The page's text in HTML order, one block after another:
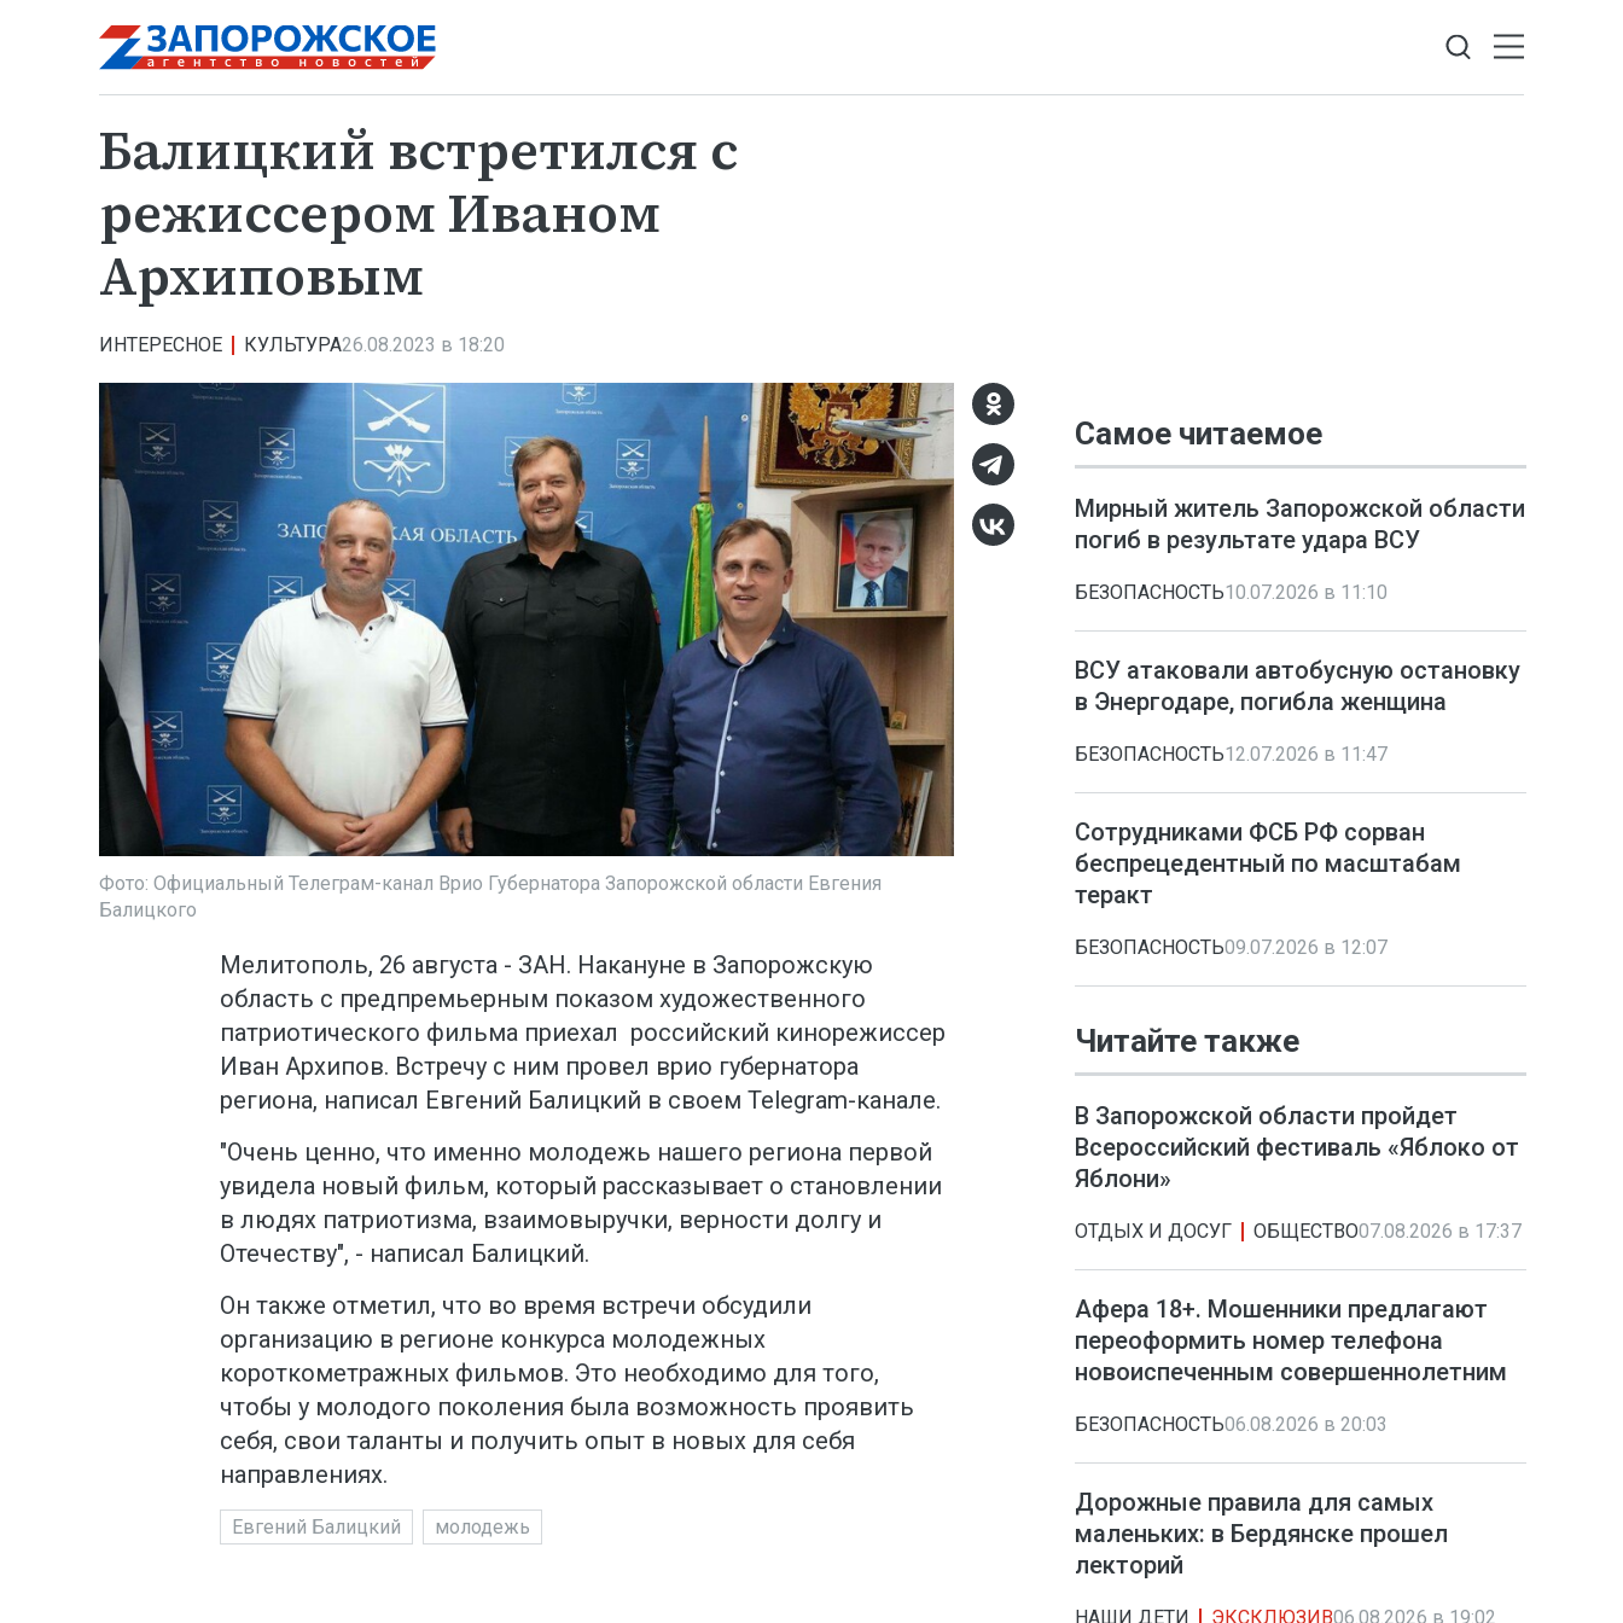
Балицкий встретился с
режиссером Иваном
Архиповым
ИНТЕРЕСНОЕ КУЛЬТУРА26.08.2023 в 18:20
Фото: Официальный Телеграм-канал Врио Губернатора Запорожской области Евгения
Балицкого
Мелитополь, 26 августа - ЗАН. Накануне в Запорожскую
область с предпремьерным показом художественного
патриотического фильма приехал российский кинорежиссер
Иван Архипов. Встречу с ним провел врио губернатора
региона, написал Евгений Балицкий в своем Telegram-канале.
"Очень ценно, что именно молодежь нашего региона первой
увидела новый фильм, который рассказывает о становлении
в людях патриотизма, взаимовыручки, верности долгу и
Отечеству", - написал Балицкий.
Он также отметил, что во время встречи обсудили
организацию в регионе конкурса молодежных
короткометражных фильмов. Это необходимо для того,
чтобы у молодого поколения была возможность проявить
себя, свои таланты и получить опыт в новых для себя
направлениях.
Евгений Балицкий молодежь
Самое читаемое
Мирный житель Запорожской области
погиб в результате удара ВСУ
БЕЗОПАСНОСТЬ10.07.2026 в 11:10
ВСУ атаковали автобусную остановку
в Энергодаре, погибла женщина
БЕЗОПАСНОСТЬ12.07.2026 в 11:47
Сотрудниками ФСБ РФ сорван
беспрецедентный по масштабам
теракт
БЕЗОПАСНОСТЬ09.07.2026 в 12:07
Читайте также
В Запорожской области пройдет
Всероссийский фестиваль «Яблоко от
Яблони»
ОТДЫХ И ДОСУГ ОБЩЕСТВО07.08.2026 в 17:37
Афера 18+. Мошенники предлагают
переоформить номер телефона
новоиспеченным совершеннолетним
БЕЗОПАСНОСТЬ06.08.2026 в 20:03
Дорожные правила для самых
маленьких: в Бердянске прошел
лекторий
НАШИ ДЕТИ ЭКСКЛЮЗИВ06.08.2026 в 19:02